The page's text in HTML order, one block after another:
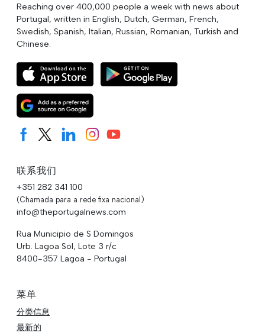
Reaching over 400,000 people a week with news about
Portugal, written in English, Dutch, German, French,
Swedish, Spanish, Italian, Russian, Romanian, Turkish and
Chinese.
联系我们
+351 282 341 100
(Chamada para a rede fixa nacional)
info@theportugalnews.com
Rua Municipio de S Domingos
Urb. Lagoa Sol, Lote 3 r/c
8400-357 Lagoa - Portugal
菜单
分类信息
最新的